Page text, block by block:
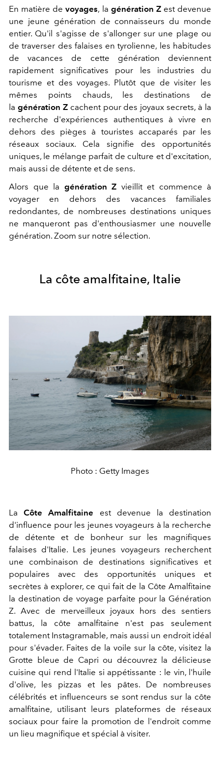
En matière de voyages, la génération Z est devenue
une jeune génération de connaisseurs du monde
entier. Qu'il s'agisse de s'allonger sur une plage ou
de traverser des falaises en tyrolienne, les habitudes
de vacances de cette génération deviennent
rapidement significatives pour les industries du
tourisme et des voyages. Plutôt que de visiter les
mêmes points chauds, les destinations de
la génération Z cachent pour des joyaux secrets, à la
recherche d'expériences authentiques à vivre en
dehors des pièges à touristes accaparés par les
réseaux sociaux. Cela signifie des opportunités
uniques, le mélange parfait de culture et d'excitation,
mais aussi de détente et de sens.
Alors que la génération Z vieillit et commence à
voyager en dehors des vacances familiales
redondantes, de nombreuses destinations uniques
ne manqueront pas d'enthousiasmer une nouvelle
génération. Zoom sur notre sélection.
La côte amalfitaine, Italie
Photo : Getty Images
LaCôte Amalfitaine est devenue la destination
d'influence pour les jeunes voyageurs à la recherche
de détente et de bonheur sur les magnifiques
falaises d'Italie. Les jeunes voyageurs recherchent
une combinaison de destinations significatives et
populaires avec des opportunités uniques et
secrètes à explorer, ce qui fait de la Côte Amalfitaine
la destination de voyage parfaite pour la Génération
Z. Avec de merveilleux joyaux hors des sentiers
battus, la côte amalfitaine n'est pas seulement
totalement Instagramable, mais aussi un endroit idéal
pour s'évader. Faites de la voile sur la côte, visitez la
Grotte bleue de Capri ou découvrez la délicieuse
cuisine qui rend l'Italie si appétissante : le vin, l'huile
d'olive, les pizzas et les pâtes. De nombreuses
célébrités et influenceurs se sont rendus sur la côte
amalfitaine, utilisant leurs plateformes de réseaux
sociaux pour faire la promotion de l'endroit comme
un lieu magnifique et spécial à visiter.